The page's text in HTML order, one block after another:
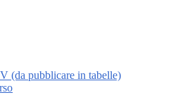
(da pubblicare in tabelle)